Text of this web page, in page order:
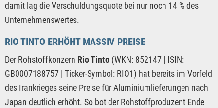
damit lag die Verschuldungsquote bei nur noch 14 % des
Unternehmenswertes.
RIO TINTO ERHÖHT MASSIV PREISE
Der Rohstoffkonzern Rio Tinto (WKN: 852147 | ISIN:
GB0007188757 | Ticker-Symbol: RIO1) hat bereits im Vorfeld
des Irankrieges seine Preise für Aluminiumlieferungen nach
Japan deutlich erhöht. So bot der Rohstoffproduzent Ende